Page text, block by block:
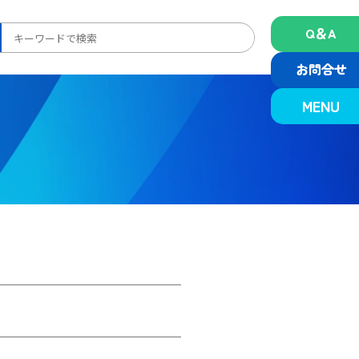
索:
Q＆A
お問合せ
MENU